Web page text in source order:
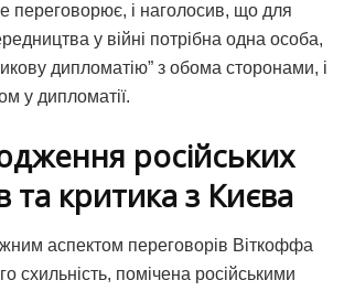
переговорює, і наголосив, що для
у війні потрібна одна особа,
дипломатію” з обома сторонами, і
у дипломатії.
російських
та критика з Києва
аспектом переговорів Віткоффа
схильність, помічена російськими